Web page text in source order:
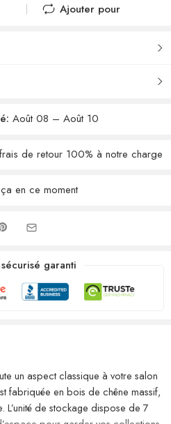
Ajouter pour
Août 08 – Août 10
de retour 100% à notre charge
en ce moment
garanti
un aspect classique à votre salon
fabriquée en bois de chêne massif,
de stockage dispose de 7